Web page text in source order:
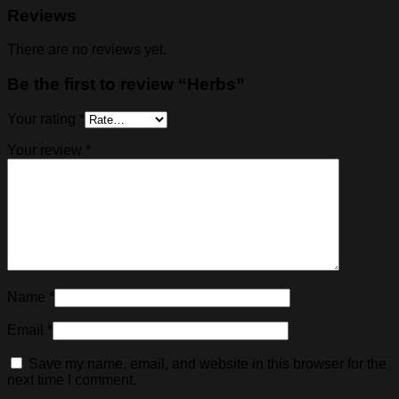
Reviews
There are no reviews yet.
Be the first to review “Herbs”
Your rating *
Your review *
Name *
Email *
Save my name, email, and website in this browser for the
next time I comment.